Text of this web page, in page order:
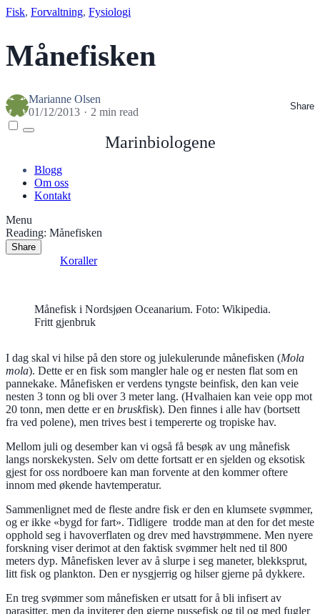
Fisk, Forvaltning, Fysiologi
Månefisken
Marianne Olsen
01/12/2013
2 min read Share
Menu Marinbiologene
Blogg
Om oss
Kontakt
Menu
Reading: Månefisken
Share
Koraller
Månefisk i Nordsjøen Oceanarium. Foto: Wikipedia.
Fritt gjenbruk
I dag skal vi hilse på den store og julekulerunde månefisken (Mola
mola). Dette er en fisk som mangler hale og er nesten flat som en
pannekake. Månefisken er verdens tyngste beinfisk, den kan veie
nesten 3 tonn og bli over 3 meter lang. (Hvalhaien kan veie opp mot
20 tonn, men dette er en bruskfisk). Den finnes i alle hav (bortsett
fra ved polene), men trives best i tempererte og tropiske hav.
Mellom juli og desember kan vi også få besøk av ung månefisk
langs norskekysten. Selv om dette fortsatt er en sjelden og eksotisk
gjest for oss nordboere kan man forvente at den kommer oftere
innom med økende havtemperatur.
Sammenlignet med de fleste andre fisk er den en klumsete svømmer,
og er ikke «bygd for fart». Tidligere trodde man at den for det meste
opphold seg i havoverflaten og drev med havstrømmene. Men nyere
forskning viser derimot at den faktisk svømmer helt ned til 800
meters dyp. Månefisken lever av å slurpe i seg maneter, blekksprut,
litt fisk og plankton. Den er nysgjerrig og hilser gjerne på dykkere.
En treg svømmer som månefisken er utsatt for å bli infisert av
parasitter, men da inviterer den gjerne pussefisk og til og med fugler